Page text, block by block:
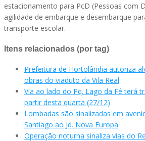
estacionamento para PcD (Pessoas com
agilidade de embarque e desembarque
transporte escolar.
Itens relacionados (por tag)
Prefeitura de Hortolândia autoriza
obras do viaduto da Vila Real
Via ao lado do Pq. Lago da Fé terá
partir desta quarta (27/12)
Lombadas são sinalizadas em
Santiago ao Jd. Nova Europa
Operação noturna sinaliza vias do